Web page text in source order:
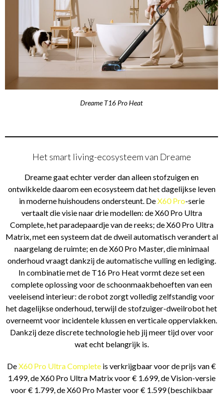
Dreame T16 Pro Heat
Het smart living-ecosysteem van Dreame
Dreame gaat echter verder dan alleen stofzuigen en
ontwikkelde daarom een ecosysteem dat het dagelijkse leven
in moderne huishoudens ondersteunt. DeX60 Pro-serie
vertaalt die visie naar drie modellen: de X60 Pro Ultra
Complete, het paradepaardje van de reeks; de X60 Pro Ultra
Matrix, met een systeem dat de dweil automatisch verandert al
naargelang de ruimte; en de X60 Pro Master, die minimaal
onderhoud vraagt dankzij de automatische vulling en lediging.
In combinatie met de T16 Pro Heat vormt deze set een
complete oplossing voor de schoonmaakbehoeften van een
veeleisend interieur: de robot zorgt volledig zelfstandig voor
het dagelijkse onderhoud, terwijl de stofzuiger-dweilrobot het
overneemt voor incidentele klussen en verticale oppervlakken.
Dankzij deze discrete technologie heb jij meer tijd over voor
wat echt belangrijk is.
DeX60 Pro Ultra Complete is verkrijgbaar voor de prijs van €
1.499, de X60 Pro Ultra Matrix voor € 1.699, de Vision-versie
voor € 1.799, de X60 Pro Master voor € 1.599 (beschikbaar